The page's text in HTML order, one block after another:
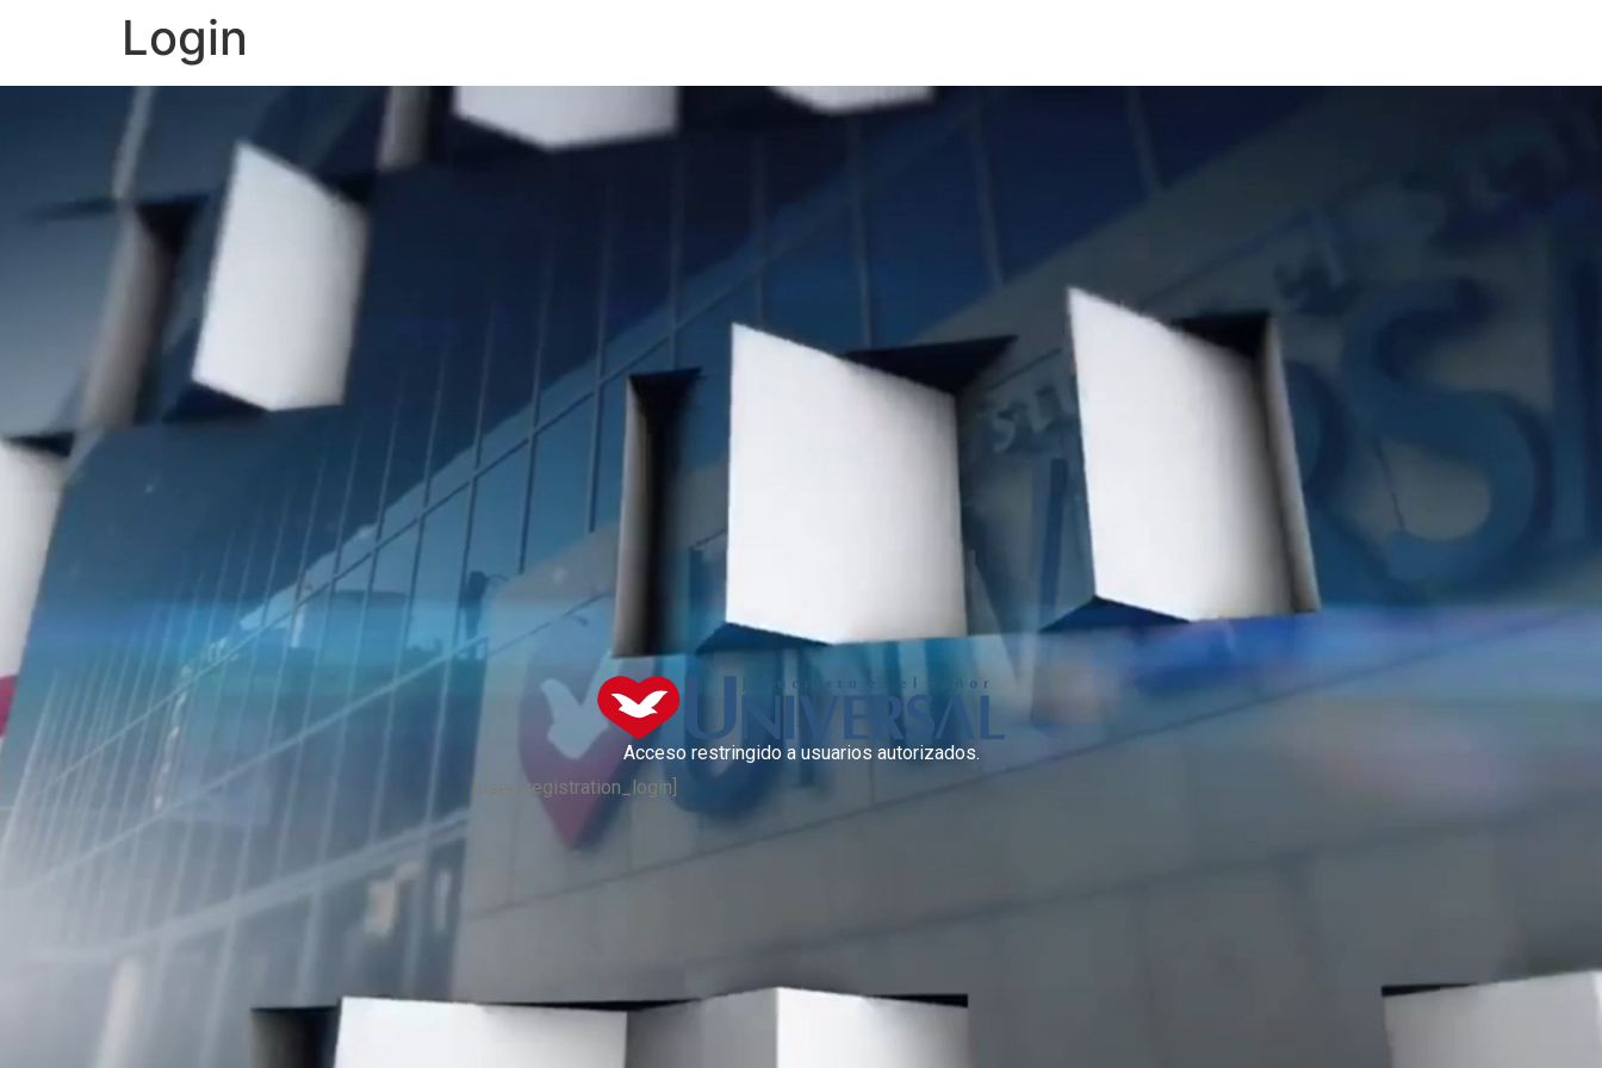
Login
Acceso restringido a usuarios autorizados.
[user_registration_login]